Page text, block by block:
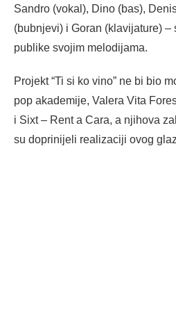
Sandro (vokal), Dino (bas),
(bubnjevi) i Goran (klavijature) –
publike svojim melodijama.
Projekt “Ti si ko vino” ne bi bio
pop akademije, Valera Vita
i Sixt – Rent a Cara, a njihova
su doprinijeli realizaciji ovog